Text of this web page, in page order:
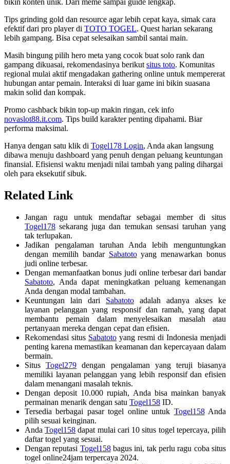
bikin konten unik. Dari meme sampai guide lengkap.
Tips grinding gold dan resource agar lebih cepat kaya, simak cara
efektif dari pro player di TOTO TOGEL. Quest harian sekarang
lebih gampang. Bisa cepat selesaikan sambil santai main.
Masih bingung pilih hero meta yang cocok buat solo rank dan
gampang dikuasai, rekomendasinya berikut situs toto. Komunitas
regional mulai aktif mengadakan gathering online untuk mempererat
hubungan antar pemain. Interaksi di luar game ini bikin suasana
makin solid dan kompak.
Promo cashback bikin top-up makin ringan, cek info
novaslot88.it.com. Tips build karakter penting dipahami. Biar
performa maksimal.
Hanya dengan satu klik di Togel178 Login, Anda akan langsung
dibawa menuju dashboard yang penuh dengan peluang keuntungan
finansial. Efisiensi waktu menjadi nilai tambah yang paling dihargai
oleh para eksekutif sibuk.
Related Link
Jangan ragu untuk mendaftar sebagai member di situs
Togel178 sekarang juga dan temukan sensasi taruhan yang
tak terlupakan.
Jadikan pengalaman taruhan Anda lebih menguntungkan
dengan memilih bandar Sabatotoyang menawarkan bonus
judi online terbesar.
Dengan memanfaatkan bonus judi online terbesar dari bandar
Sabatoto, Anda dapat meningkatkan peluang kemenangan
Anda dengan modal tambahan.
Keuntungan lain dari Sabatoto adalah adanya akses ke
layanan pelanggan yang responsif dan ramah, yang dapat
membantu pemain dalam menyelesaikan masalah atau
pertanyaan mereka dengan cepat dan efisien.
Rekomendasi situs Sabatoto yang resmi di Indonesia menjadi
penting karena memastikan keamanan dan kepercayaan dalam
bermain.
SitusTogel279 dengan pengalaman yang teruji biasanya
memiliki layanan pelanggan yang lebih responsif dan efisien
dalam menangani masalah teknis.
Dengan deposit 10.000 rupiah, Anda bisa mainkan banyak
permainan menarik dengan satu Togel158 ID.
Tersedia berbagai pasar togel online untuk Togel158Anda
pilih sesuai keinginan.
AndaTogel158 dapat mulai cari 10 situs togel tepercaya, pilih
daftar togel yang sesuai.
Dengan reputasi Togel158bagus ini, tak perlu ragu coba situs
togel online24jam terpercaya 2024.